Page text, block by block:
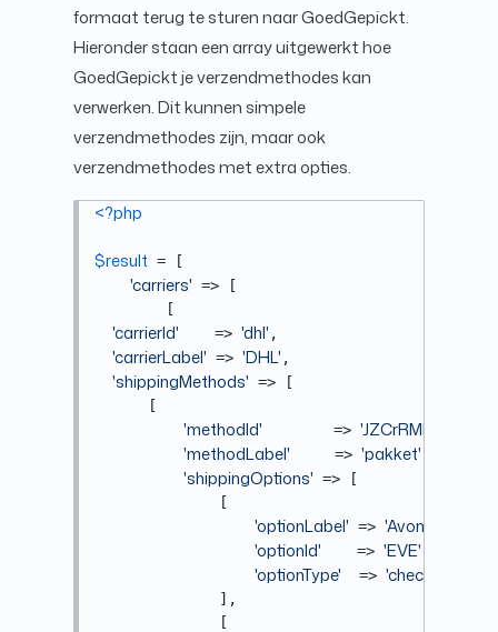
formaat terug te sturen naar GoedGepickt.
Hieronder staan een array uitgewerkt hoe
GoedGepickt je verzendmethodes kan
verwerken. Dit kunnen simpele
verzendmethodes zijn, maar ook
verzendmethodes met extra opties.
<?php
$result = [
'carriers' => [
        [
'carrierId'
    =>
'dhl' ,
'carrierLabel' => 'DHL' ,
'shippingMethods' => [
      [
'methodId'
        =>
'JZCrRMR'
'methodLabel'
     =>
'pakket'
'shippingOptions' => [
              [
'optionLabel' => 'Avondlevering'
'optionId'
    =>
'EVE'
'optionType'
  =>
'checkbox'
              ],
              [